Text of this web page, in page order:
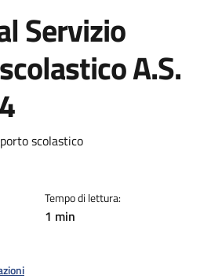
Servizio
A.S.
notizia
scolastico
Tempo di lettura:
1 min